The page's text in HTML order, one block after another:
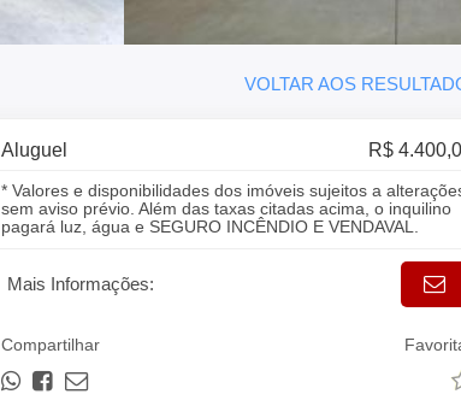
VOLTAR AOS
Aluguel R$
* Valores e disponibilidades dos imóveis sujeitos a
sem aviso prévio. Além das taxas citadas acima, o inquilino
pagará luz, água e SEGURO INCÊNDIO E VENDAVAL.
Mais Informações:
Compartilhar